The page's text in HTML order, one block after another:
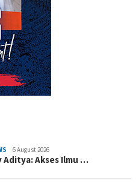
6 August 2026
Aditya: Akses Ilmu …